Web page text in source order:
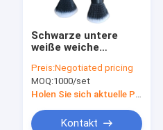
Schwarze untere
weiße weiche
PBT,
Reinigungsbürste
Preis:Negotiated pricing
MOQ:1000/set
Holen Sie sich aktuelle Preis
Kontakt